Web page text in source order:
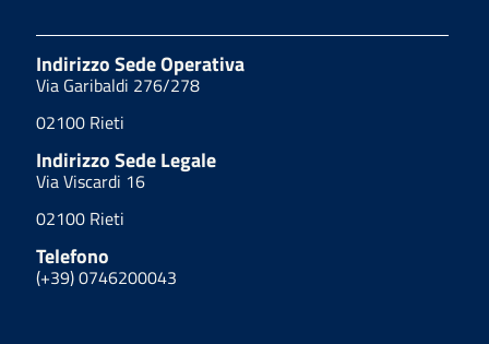
Indirizzo Sede Operativa
Via Garibaldi 276/278
02100 Rieti
Indirizzo Sede Legale
Via Viscardi 16
02100 Rieti
Telefono
(+39) 0746200043